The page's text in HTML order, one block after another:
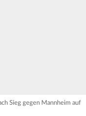
Sieg gegen Mannheim auf